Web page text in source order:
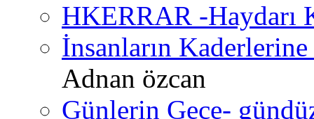
HKERRAR -Haydarı
İnsanların
Adnan özcan
Günlerin Gece-